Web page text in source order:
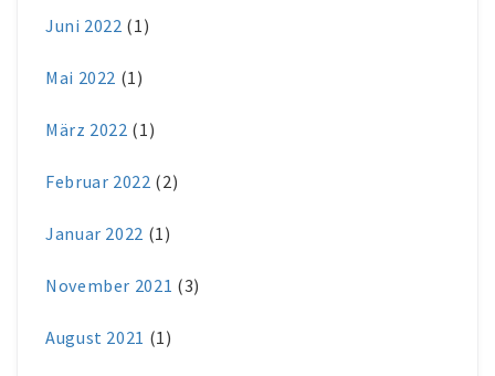
Juni 2022 (1)
Mai 2022 (1)
März 2022 (1)
Februar 2022 (2)
Januar 2022 (1)
November 2021 (3)
August 2021 (1)